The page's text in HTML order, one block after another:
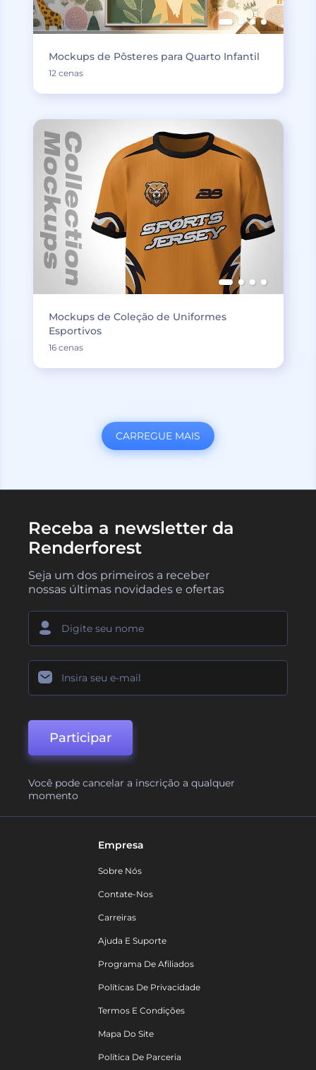
Mockups de Pôsteres para Quarto Infantil
12 cenas
Mockups de Coleção de Uniformes
Esportivos
16 cenas
CARREGUE MAIS
Receba a newsletter da
Renderforest
Seja um dos primeiros a receber
nossas últimas novidades e ofertas
Participar
Você pode cancelar a inscrição a qualquer
momento
Empresa
Sobre Nós
Contate-Nos
Carreiras
Ajuda E Suporte
Programa De Afiliados
Políticas De Privacidade
Termos E Condições
Mapa Do Site
Política De Parceria